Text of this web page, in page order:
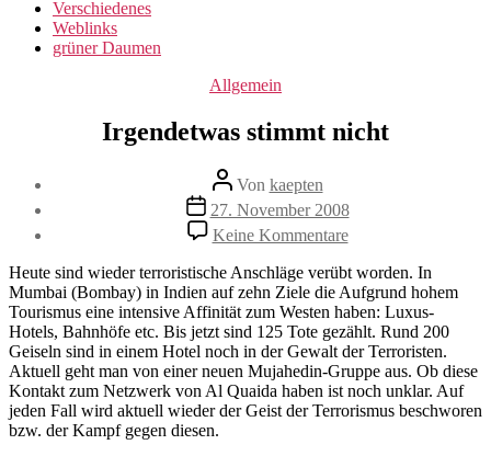
Verschiedenes
Weblinks
grüner Daumen
Kategorien
Allgemein
Irgendetwas stimmt nicht
Beitragsautor
Von kaepten
Beitragsdatum
27. November 2008
Keine Kommentarezu
Irgendetwas
stimmt
nicht
Heute sind wieder terroristische Anschläge verübt worden. In
Mumbai (Bombay) in Indien auf zehn Ziele die Aufgrund hohem
Tourismus eine intensive Affinität zum Westen haben: Luxus-
Hotels, Bahnhöfe etc. Bis jetzt sind 125 Tote gezählt. Rund 200
Geiseln sind in einem Hotel noch in der Gewalt der Terroristen.
Aktuell geht man von einer neuen Mujahedin-Gruppe aus. Ob diese
Kontakt zum Netzwerk von Al Quaida haben ist noch unklar. Auf
jeden Fall wird aktuell wieder der Geist der Terrorismus beschworen
bzw. der Kampf gegen diesen.